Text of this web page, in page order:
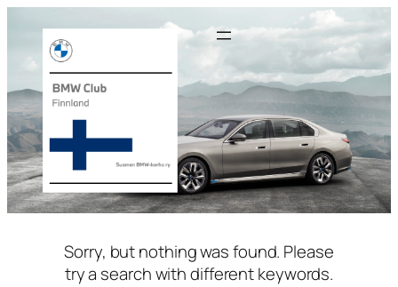
sisältöön
Sorry, but nothing was found. Please
try a search with different keywords.